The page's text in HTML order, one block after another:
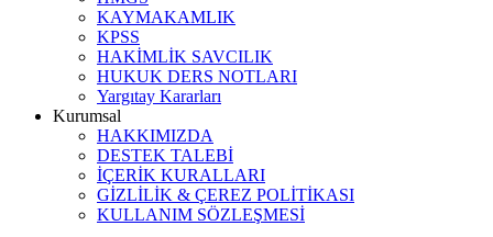
KAYMAKAMLIK
KPSS
HAKİMLİK SAVCILIK
HUKUK DERS NOTLARI
Yargıtay Kararları
Kurumsal
HAKKIMIZDA
DESTEK TALEBİ
İÇERİK KURALLARI
GİZLİLİK & ÇEREZ POLİTİKASI
KULLANIM SÖZLEŞMESİ